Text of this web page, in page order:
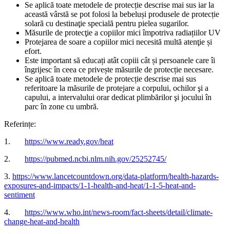
Se aplică toate metodele de protecție descrise mai sus iar la
această vârstă se pot folosi la bebeluși produsele de protecție
solară cu destinaţie specială pentru pielea sugarilor.
Măsurile de protecţie a copiilor mici împotriva radiațiilor UV
Protejarea de soare a copiilor mici necesită multă atenţie și
efort.
Este important să educați atât copiii cât și persoanele care îi
îngrijesc în ceea ce privește măsurile de protecție necesare.
Se aplică toate metodele de protecție descrise mai sus
referitoare la măsurile de protejare a corpului, ochilor şi a
capului, a intervalului orar dedicat plimbărilor şi jocului în
parc în zone cu umbră.
Referințe:
1. https://www.ready.gov/heat
2. https://pubmed.ncbi.nlm.nih.gov/25252745/
3. https://www.lancetcountdown.org/data-platform/health-hazards-
exposures-and-impacts/1-1-health-and-heat/1-1-5-heat-and-
sentiment
4. https://www.who.int/news-room/fact-sheets/detail/climate-
change-heat-and-health